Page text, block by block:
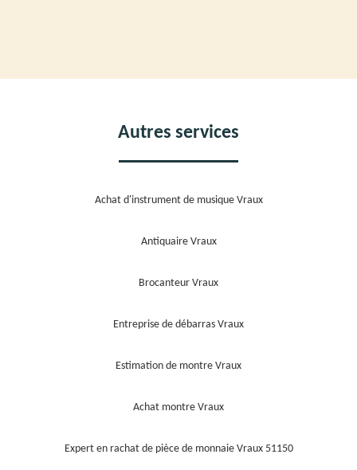
Autres services
Achat d'instrument de musique Vraux
Antiquaire Vraux
Brocanteur Vraux
Entreprise de débarras Vraux
Estimation de montre Vraux
Achat montre Vraux
Expert en rachat de pièce de monnaie Vraux 51150